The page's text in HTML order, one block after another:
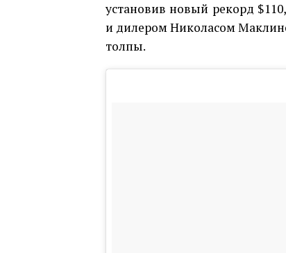
установив новый рекорд
и дилером Николасом
толпы.